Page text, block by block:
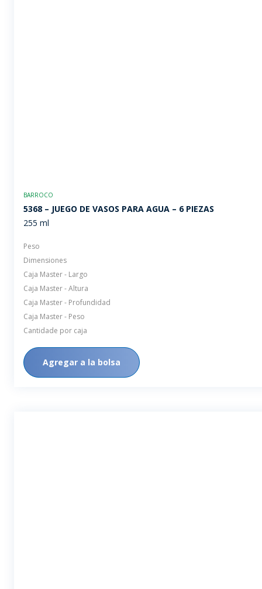
BARROCO
5368 – JUEGO DE VASOS PARA AGUA – 6 PIEZAS
255 ml
Peso
Dimensiones
Caja Master - Largo
Caja Master - Altura
Caja Master - Profundidad
Caja Master - Peso
Cantidade por caja
Agregar a la bolsa